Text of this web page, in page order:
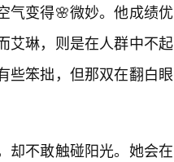
气变得🌸微妙。他成绩优
艾琳，则是在人群中不起
些笨拙，但那双在翻白眼
却不敢触碰阳光。她会在